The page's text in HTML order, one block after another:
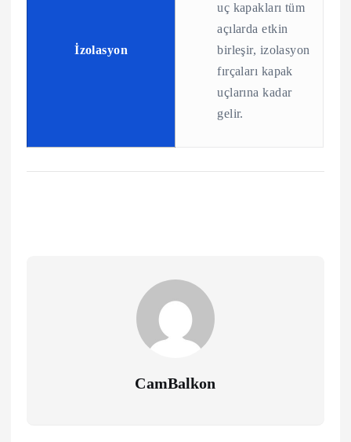
İzolasyon
uç kapakları tüm
açılarda etkin
birleşir, izolasyon
fırçaları kapak
uçlarına kadar
gelir.
CamBalkon